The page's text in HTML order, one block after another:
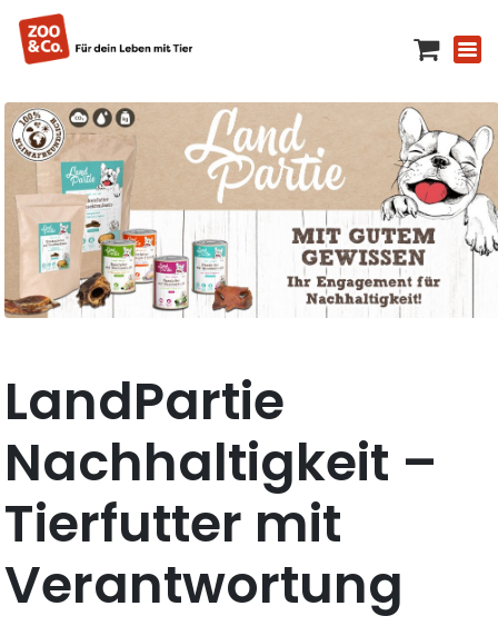
LandPartie
Nachhaltigkeit –
Tierfutter mit
Verantwortung